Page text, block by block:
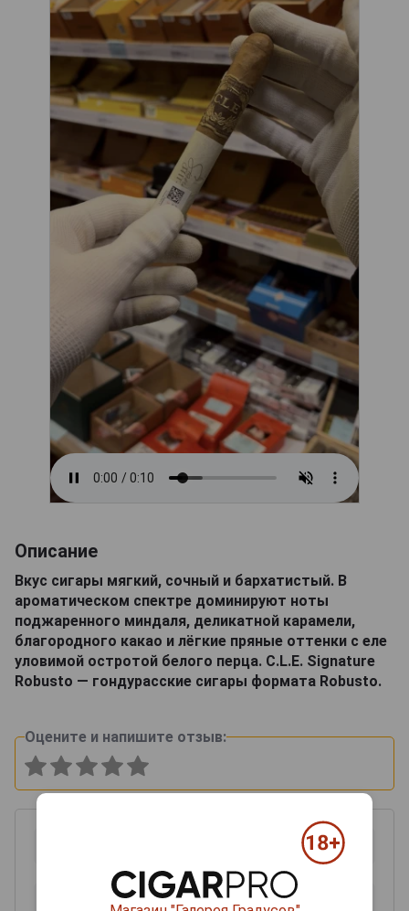
Описание
Вкус сигары мягкий, сочный и бархатистый. В
ароматическом спектре доминируют ноты
поджаренного миндаля, деликатной карамели,
благородного какао и лёгкие пряные оттенки с еле
уловимой остротой белого перца. C.L.E. Signature
Robusto — гондурасские сигары формата Robusto.
Оцените и напишите отзыв: